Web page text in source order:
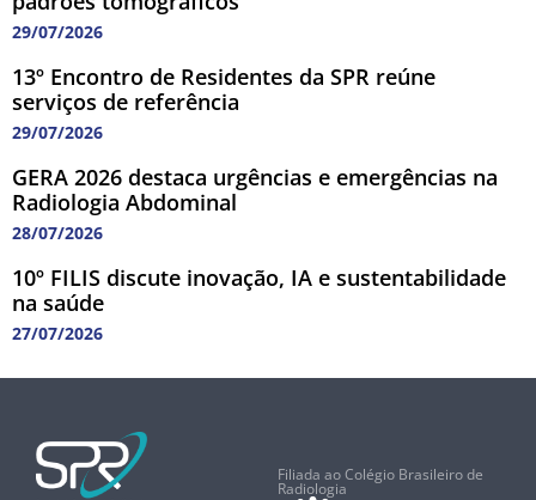
29/07/2026
13º Encontro de Residentes da SPR reúne
serviços de referência
29/07/2026
GERA 2026 destaca urgências e emergências na
Radiologia Abdominal
28/07/2026
10º FILIS discute inovação, IA e sustentabilidade
na saúde
27/07/2026
Filiada ao Colégio Brasileiro de
Radiologia